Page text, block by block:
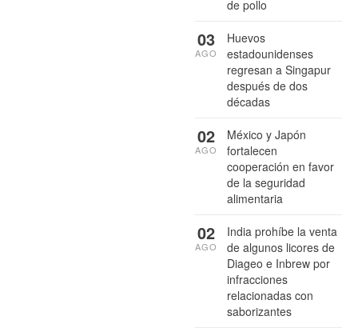
de pollo
Huevos
estadounidenses
regresan a Singapur
después de dos
décadas
03
AGO
México y Japón
fortalecen
cooperación en favor
de la seguridad
alimentaria
02
AGO
India prohíbe la venta
de algunos licores de
Diageo e Inbrew por
infracciones
relacionadas con
saborizantes
02
AGO